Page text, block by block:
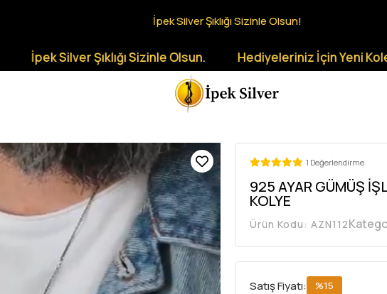
İpek Silver Şıklığı Sizinle Olsun!
Şıklığı Sizinle Olsun. Hediyeleriniz İçin Yeni
1 Değerlendirme
925 AYAR GÜMÜŞ
KOLYE
Ürün Kodu: AZN112
Satış Fiyatı: %15